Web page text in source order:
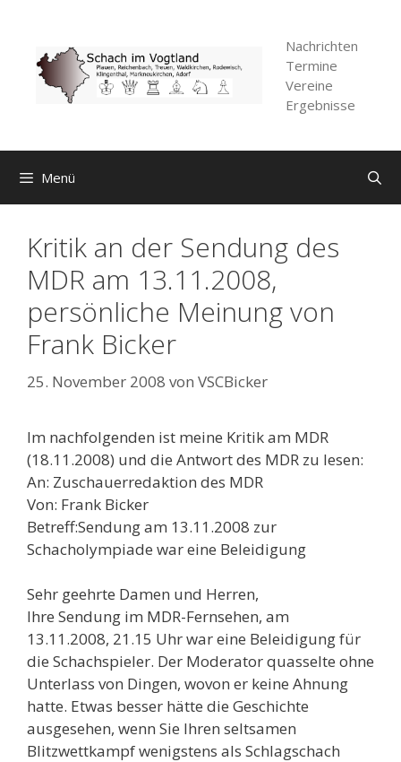
springen
Nachrichten
Termine
Vereine
Ergebnisse
Menü
Kritik an der Sendung des
MDR am 13.11.2008,
persönliche Meinung von
Frank Bicker
25. November 2008 von VSCBicker
Im nachfolgenden ist meine Kritik am MDR
(18.11.2008) und die Antwort des MDR zu lesen:
An: Zuschauerredaktion des MDR
Von: Frank Bicker
Betreff:Sendung am 13.11.2008 zur
Schacholympiade war eine Beleidigung
Sehr geehrte Damen und Herren,
Ihre Sendung im MDR-Fernsehen, am
13.11.2008, 21.15 Uhr war eine Beleidigung für
die Schachspieler. Der Moderator quasselte ohne
Unterlass von Dingen, wovon er keine Ahnung
hatte. Etwas besser hätte die Geschichte
ausgesehen, wenn Sie Ihren seltsamen
Blitzwettkampf wenigstens als Schlagschach